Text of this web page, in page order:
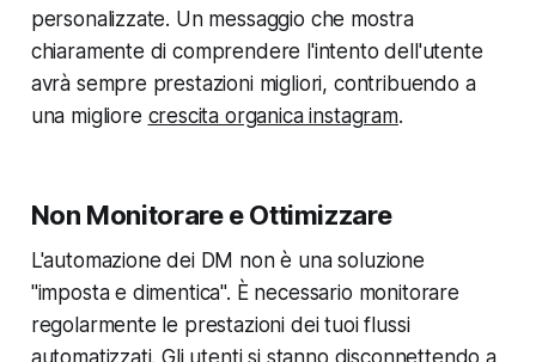
personalizzate. Un messaggio che mostra
chiaramente di comprendere l'intento dell'utente
avrà sempre prestazioni migliori, contribuendo a
una migliore crescita organica instagram.
Non Monitorare e Ottimizzare
L'automazione dei DM non è una soluzione
"imposta e dimentica". È necessario monitorare
regolarmente le prestazioni dei tuoi flussi
automatizzati. Gli utenti si stanno disconnettendo a